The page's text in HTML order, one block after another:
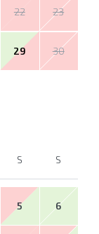
22 23
29 30
S S
5 6